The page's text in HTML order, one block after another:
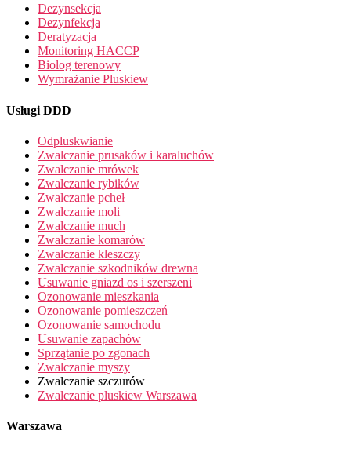
Dezynsekcja
Dezynfekcja
Deratyzacja
Monitoring HACCP
Biolog terenowy
Wymrażanie Pluskiew
Usługi DDD
Odpluskwianie
Zwalczanie prusaków i karaluchów
Zwalczanie mrówek
Zwalczanie rybików
Zwalczanie pcheł
Zwalczanie moli
Zwalczanie much
Zwalczanie komarów
Zwalczanie kleszczy
Zwalczanie szkodników drewna
Usuwanie gniazd os i szerszeni
Ozonowanie mieszkania
Ozonowanie pomieszczeń
Ozonowanie samochodu
Usuwanie zapachów
Sprzątanie po zgonach
Zwalczanie myszy
Zwalczanie szczurów
Zwalczanie pluskiew Warszawa
Warszawa